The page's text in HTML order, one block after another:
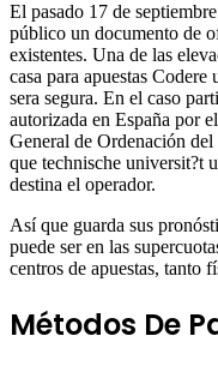
El pasado 17 de
público un documento de
existentes. Una de las
casa para apuestas Codere
sera segura. En el caso
autorizada en España por
General de Ordenación
que technische universit?t
destina el operador.
Así que guarda sus
puede ser en las
centros de apuestas, tanto
Métodos De